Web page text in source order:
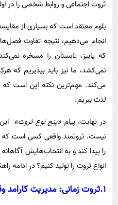
ثروت اجتماعی و روابط شخصی را در
بلوم معتقد است که بسیاری از
انجام می‌دهیم، نتیجه تفاوت
که پاییز، تابستان را مسخره
نمی‌کشد، ما نیز باید بپذیریم
می‌کند. مهم‌ترین نکته این است
لذت ببریم.
در نهایت، پیام «پنج نوع ثروت»
نیست. ثروتمند واقعی کسی است
را پیدا کند و به انتخاب‌هایش
انواع ثروت را تولید کنیم؟ در ادامه
1.ثروت زمانی: مدیریت کارامد وقت